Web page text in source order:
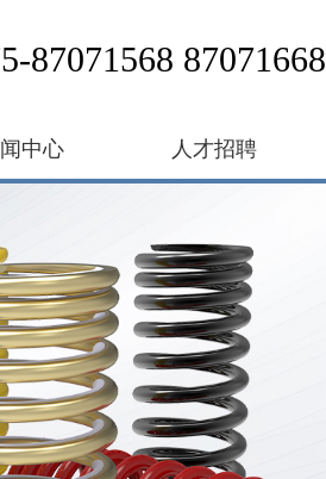
87071568 87071668
中心 人才招聘